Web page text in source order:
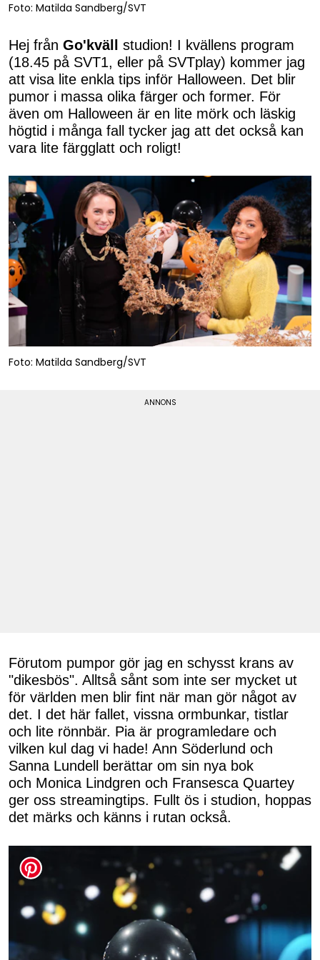
Foto: Matilda Sandberg/SVT
Hej från Go'kväll
studion! I kvällens program
(18.45 på SVT1, eller på SVTplay) kommer jag
att visa lite enkla tips inför Halloween. Det blir
pumor i massa olika färger och former. För
även om Halloween är en lite mörk och läskig
högtid i många fall tycker jag att det också kan
vara lite färgglatt och roligt!
Foto: Matilda Sandberg/SVT
Förutom pumpor gör jag en schysst krans av
"dikesbös". Alltså sånt som inte ser mycket ut
för världen men blir fint när man gör något av
det. I det här fallet, vissna ormbunkar, tistlar
och lite rönnbär. Pia är programledare och
vilken kul dag vi hade! Ann Söderlund och
Sanna Lundell berättar om sin nya bok
och Monica Lindgren och Fransesca Quartey
ger oss streamingtips. Fullt ös i studion, hoppas
det märks och känns i rutan också.